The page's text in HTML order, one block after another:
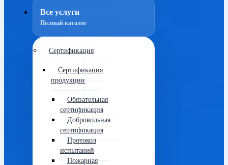
Все услуги
Полный каталог
Сертификация
Сертификация
продукции
Обязательная
сертификация
Добровольная
сертификация
Протокол
испытаний
Пожарная